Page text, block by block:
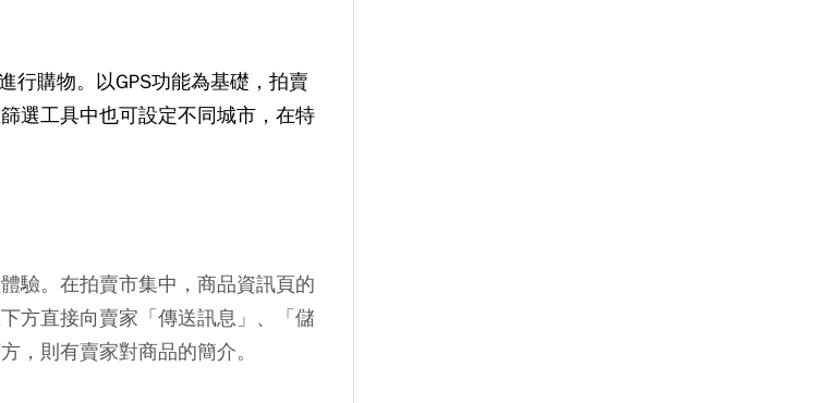
行購物。以GPS功能為基礎，拍賣
選工具中也可設定不同城市，在特
驗。在拍賣市集中，商品資訊頁的
方直接向賣家「傳送訊息」、「儲
，則有賣家對商品的簡介。